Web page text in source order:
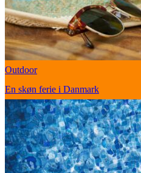
Outdoor
En skøn ferie i Danmark